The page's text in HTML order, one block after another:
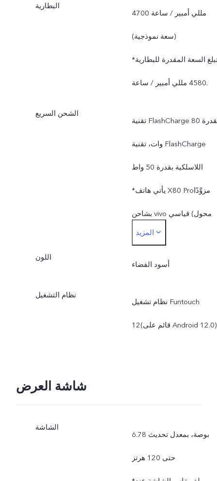
البطارية
4700 مللي أمبير / ساعة
(سعة نموذجية)
*تبلغ السعة المقدرة للبطارية
4580 مللي أمبير / ساعة.
الشحن السريع
تقنية FlashCharge بقدرة 80
وات، تقنية FlashCharge
اللاسلكية بقدرة 50 واط
*يأتي هاتف ‎X80 Pro‏ مزوَّدًا
بشاحن vivo قياسي (محول
طاقة بتقنية FlashCharge 20
فولت/4 أمبير) ويدعم حتى 80
FlashCharge اللاسلكية
الشحن حتى 50 وات. يتم
المزيد
اللون
أسود الفضاء
نظام التشغيل
نظام تشغيل ‎Funtouch
12‏(قائم على ‎Android 12.0‏)
شاشة العرض
الشاشة
6.78 بوصة، بمعدل تحديث
حتى 120 هرتز